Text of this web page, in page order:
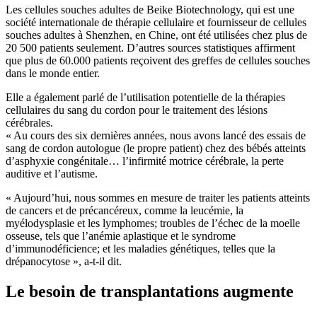
Les cellules souches adultes de Beike Biotechnology, qui est une
société internationale de thérapie cellulaire et fournisseur de cellules
souches adultes à Shenzhen, en Chine, ont été utilisées chez plus de
20 500 patients seulement. D’autres sources statistiques affirment
que plus de 60.000 patients reçoivent des greffes de cellules souches
dans le monde entier.
Elle a également parlé de l’utilisation potentielle de la thérapies
cellulaires du sang du cordon pour le traitement des lésions
cérébrales.
« Au cours des six dernières années, nous avons lancé des essais de
sang de cordon autologue (le propre patient) chez des bébés atteints
d’asphyxie congénitale… l’infirmité motrice cérébrale, la perte
auditive et l’autisme.
« Aujourd’hui, nous sommes en mesure de traiter les patients atteints
de cancers et de précancéreux, comme la leucémie, la
myélodysplasie et les lymphomes; troubles de l’échec de la moelle
osseuse, tels que l’anémie aplastique et le syndrome
d’immunodéficience; et les maladies génétiques, telles que la
drépanocytose », a-t-il dit.
Le besoin de transplantations augmente